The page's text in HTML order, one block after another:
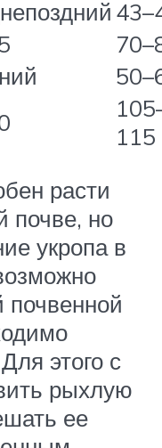
115
расти
почве, но
укропа в
почвенной
этого с
рыхлую
ее